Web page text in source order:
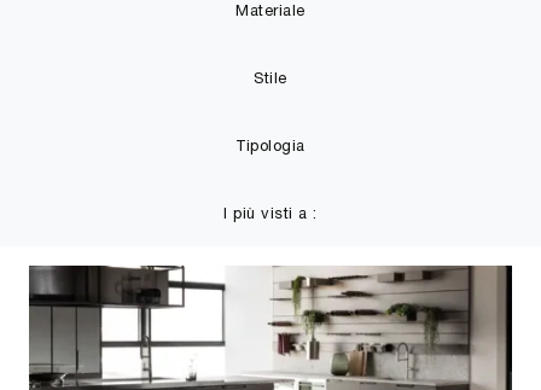
Materiale
Stile
Tipologia
I più visti a :